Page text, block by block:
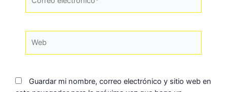
Guardar mi nombre, correo electrónico y sitio web en